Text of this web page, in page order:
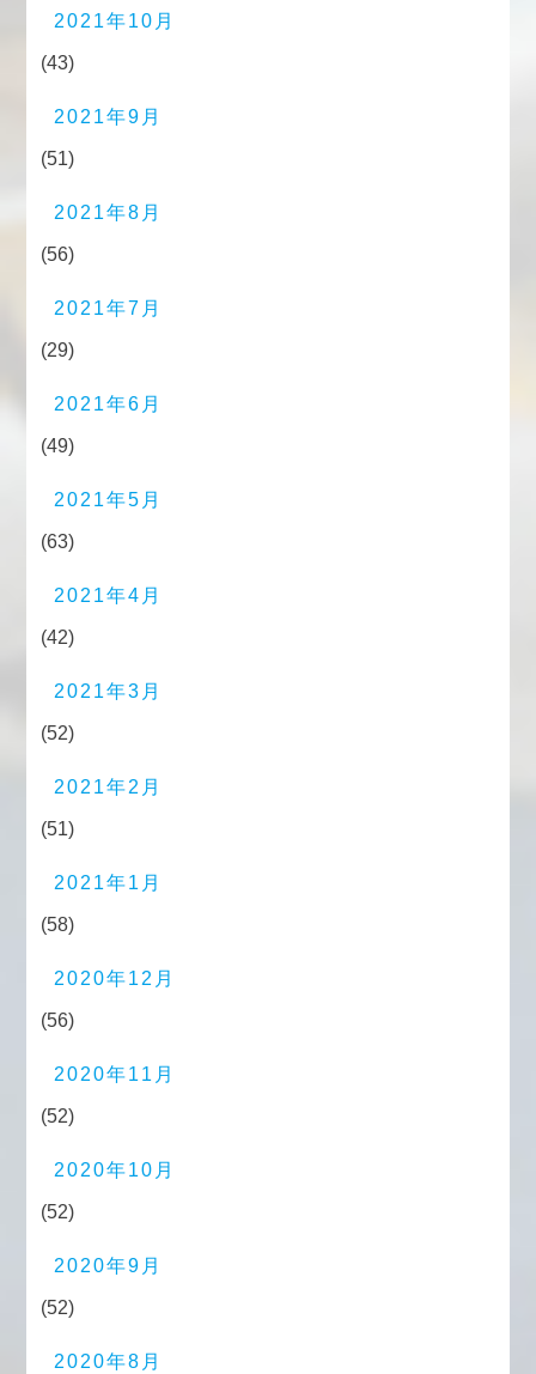
2021年10月
(43)
2021年9月
(51)
2021年8月
(56)
2021年7月
(29)
2021年6月
(49)
2021年5月
(63)
2021年4月
(42)
2021年3月
(52)
2021年2月
(51)
2021年1月
(58)
2020年12月
(56)
2020年11月
(52)
2020年10月
(52)
2020年9月
(52)
2020年8月